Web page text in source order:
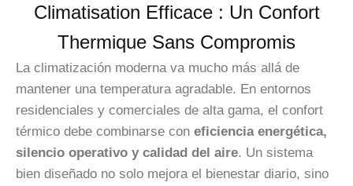
Climatisation Efficace : Un Confort
Thermique Sans Compromis
La climatización moderna va mucho más allá de
mantener una temperatura agradable. En entornos
residenciales y comerciales de alta gama, el confort
térmico debe combinarse con eficiencia energética,
silencio operativo y calidad del aire. Un sistema
bien diseñado no solo mejora el bienestar diario, sino